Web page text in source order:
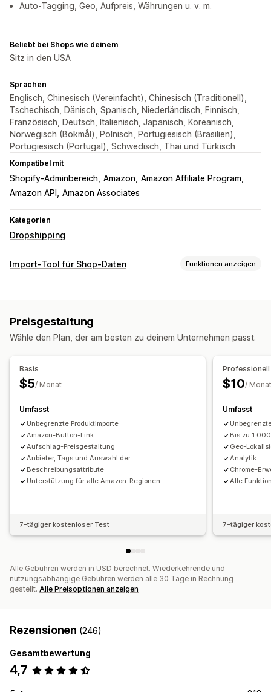
Auto-Tagging, Geo, Aufpreis, Währungen u. v. m.
Beliebt bei Shops wie deinem
Sitz in den USA
Sprachen
Englisch, Chinesisch (Vereinfacht), Chinesisch (Traditionell),
Tschechisch, Dänisch, Spanisch, Niederländisch, Finnisch,
Französisch, Deutsch, Italienisch, Japanisch, Koreanisch,
Norwegisch (Bokmål), Polnisch, Portugiesisch (Brasilien),
Portugiesisch (Portugal), Schwedisch, Thai und Türkisch
Kompatibel mit
Shopify-Adminbereich Amazon Amazon Affiliate Program
Amazon API
Amazon Associates
Kategorien
Dropshipping
Import-Tool für Shop-Daten Funktionen anzeigen
Preissynchronisierung
Synchronisierung in Echtzeit
Geplante Synchronisierung
Massenexport
Massenupdates
Preisgestaltung
Wähle den Plan, der am besten zu deinem Unternehmen passt.
Basis
$5/ Monat
Umfasst
Unbegrenzte Produktimporte
Amazon-Button-Link
Aufschlag-Preisgestaltung
Anbieter, Tags und Auswahl der
Beschreibungsattribute
Unterstützung für alle Amazon-Regionen
7-tägiger kostenloser Test
Professionell
$10/ Monat
Umfasst
Bis zu
Geo-
Analytik
Chrome-
Alle
7-tägiger
Alle Gebühren werden in USD berechnet. Wiederkehrende und
nutzungsabhängige Gebühren werden alle 30 Tage in Rechnung
gestellt. Alle Preisoptionen anzeigen
Rezensionen (246)
Gesamtbewertung
4,7